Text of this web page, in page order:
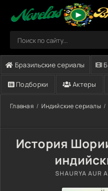
Бразильские сериалы
Подборки Актеры
Главная Индийские сериалы
История
SHAURYA AUR